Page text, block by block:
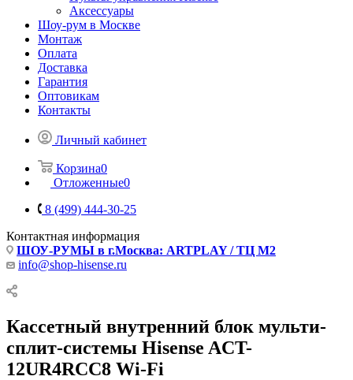
Аксессуары
Шоу-рум в Москве
Монтаж
Оплата
Доставка
Гарантия
Оптовикам
Контакты
Личный кабинет
Корзина0
Отложенные0
8 (499) 444-30-25
Контактная информация
ШОУ-РУМЫ в г.Москва: ARTPLAY / ТЦ М2
info@shop-hisense.ru
Кассетный внутренний блок мульти-
сплит-системы Hisense ACT-
12UR4RCC8 Wi-Fi